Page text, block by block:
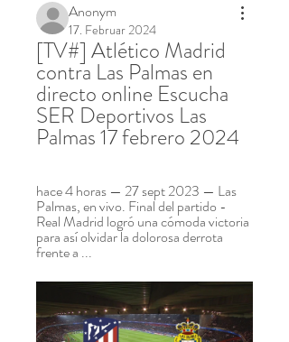
Anonym
17. Februar 2024
[TV#] Atlético Madrid
contra Las Palmas en
directo online Escucha
SER Deportivos Las
Palmas 17 febrero 2024
hace 4 horas — 27 sept 2023 — Las
Palmas, en vivo. Final del partido -
Real Madrid logró una cómoda victoria
para así olvidar la dolorosa derrota
frente a ...